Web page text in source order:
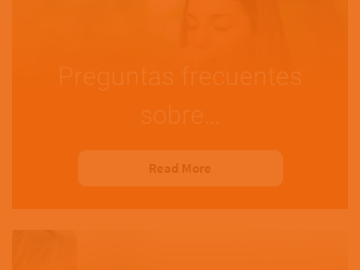
Preguntas frecuentes
sobre…
Read More